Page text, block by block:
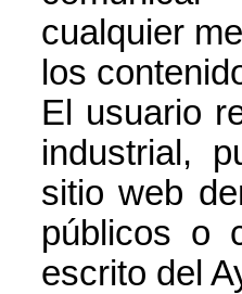
cualquier
los
El usuario
industrial,
sitio web
públicos o
escrito del